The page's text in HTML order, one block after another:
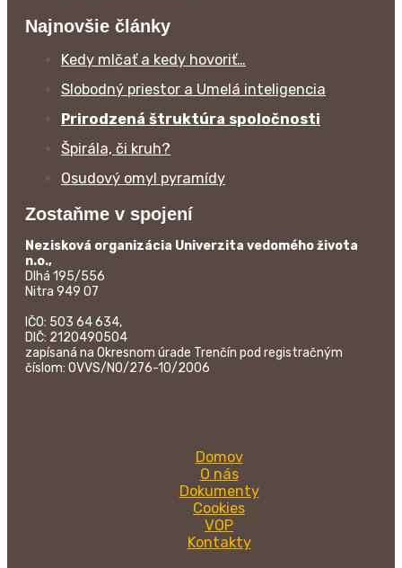
Najnovšie články
Kedy mlčať a kedy hovoriť…
Slobodný priestor a Umelá inteligencia
Prirodzená štruktúra spoločnosti
Špirála, či kruh?
Osudový omyl pyramídy
Zostaňme v spojení
Nezisková organizácia Univerzita vedomého života
n.o.,
Dlhá 195/556
Nitra 949 07
IČO: 503 64 634,
DIČ: 2120490504
zapísaná na Okresnom úrade Trenčín pod registračným
číslom: OVVS/NO/276-10/2006
Domov
O nás
Dokumenty
Cookies
VOP
Kontakty